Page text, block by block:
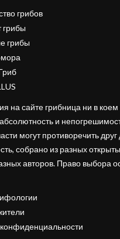
грибов
грибы
грибы
на сайте грибница ни в коем
и
могут противоречить друг
собрано из разных
авторов. Право выбора